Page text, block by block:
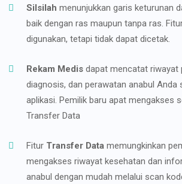
Silsilah menunjukkan garis keturunan
baik dengan ras maupun tanpa ras.
digunakan, tetapi tidak dapat dicetak.
Rekam Medis dapat mencatat riwayat
diagnosis, dan perawatan anabul
aplikasi. Pemilik baru apat mengakses
Transfer Data
Fitur Transfer Data memungkinkan
mengakses riwayat kesehatan dan
anabul dengan mudah melalui scan